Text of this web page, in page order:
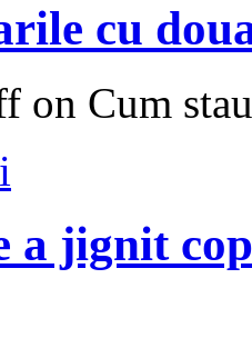
cu
on Cum
a jignit